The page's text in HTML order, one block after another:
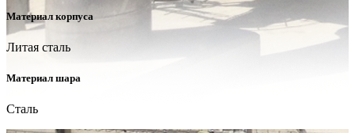
Материал корпуса
Литая сталь
Материал шара
Сталь